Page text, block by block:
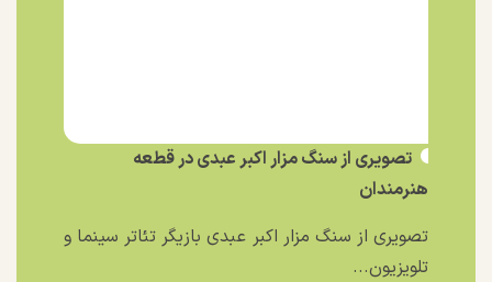
تصویری از سنگ مزار اکبر عبدی در قطعه
هنرمندان
تصویری از سنگ مزار اکبر عبدی بازیگر تئاتر سینما و
تلویزیون...